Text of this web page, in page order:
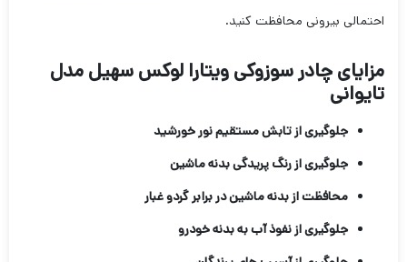
احتمالی بیرونی محافظت کنید.
مزایای چادر سوزوکی ویتارا لوکس سهیل مدل
تایوانی
جلوگیری از تابش مستقیم نور خورشید
جلوگیری از رنگ پریدگی بدنه ماشین
محافظت از بدنه ماشین در برابر گردو غبار
جلوگیری از نفوذ آب به بدنه خودرو